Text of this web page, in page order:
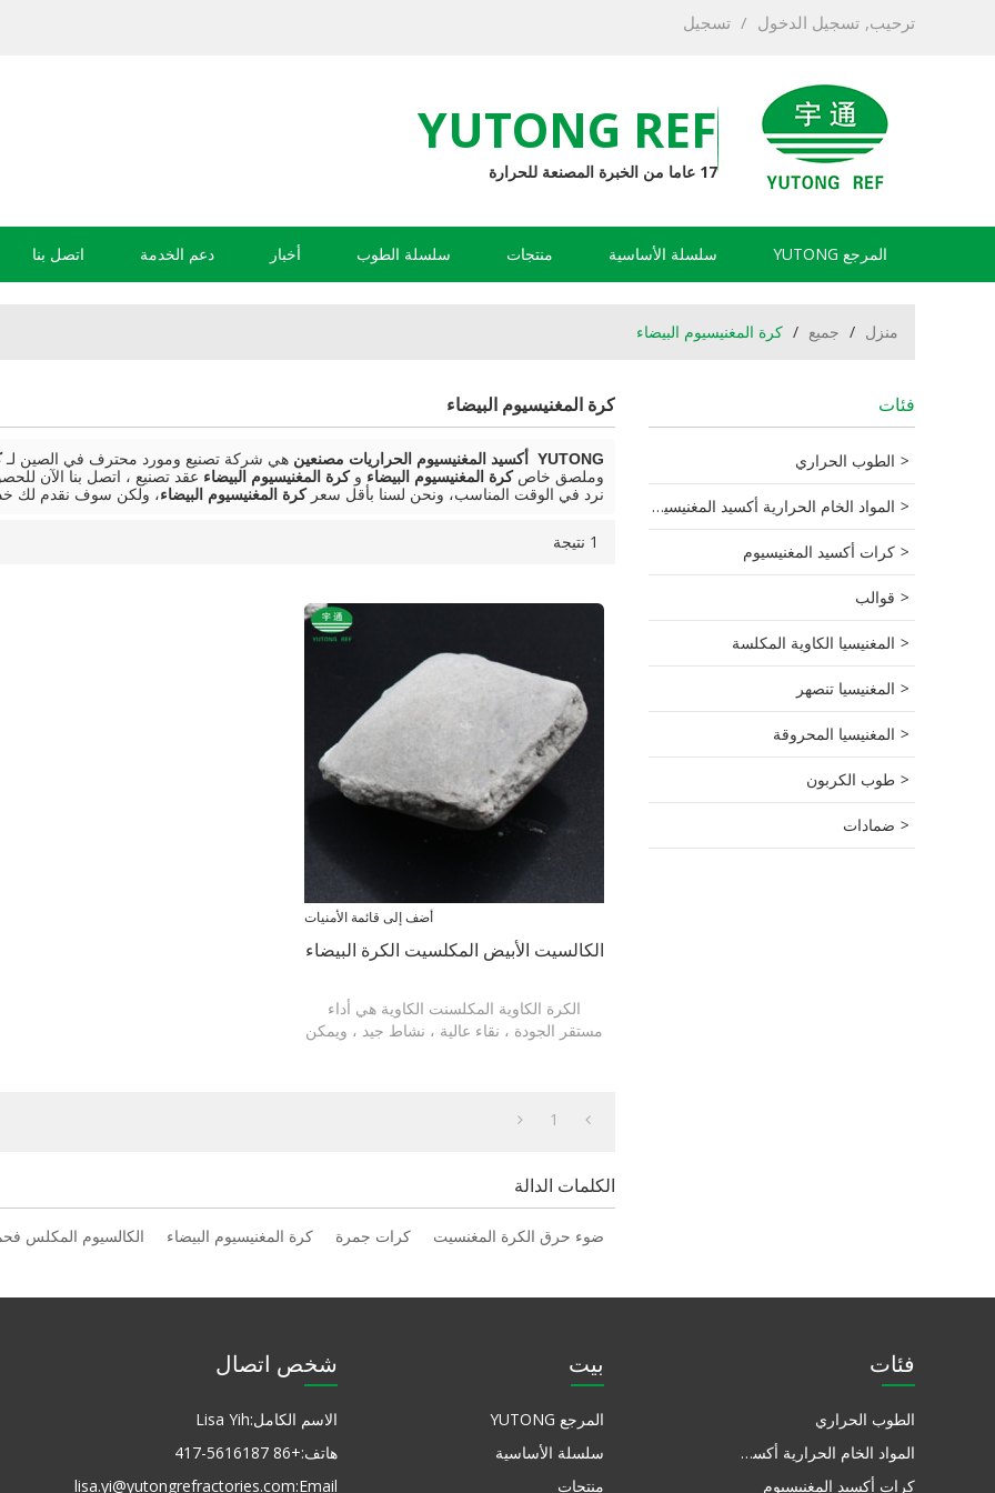
ترحيب, تسجيل الدخول / تسجيل
YUTONG REF
17 عاما من الخبرة المصنعة للحرارة
المرجع YUTONG سلسلة الأساسية منتجات سلسلة الطوب أخبار دعم الخدمة اتصل بنا
منزل / جميع / كرة المغنيسيوم البيضاء
فئات
الطوب الحراري
المواد الخام الحرارية أكسيد المغنيسيوم
كرات أكسيد المغنيسيوم
قوالب
المغنيسيا الكاوية المكلسة
المغنيسيا تنصهر
المغنيسيا المحروقة
طوب الكربون
ضمادات
كرة المغنيسيوم البيضاء
YUTONG أكسيد المغنيسيوم الحراريات مصنعين هي شركة تصنيع ومورد محترف في الصين لـ
وملصق خاصكرة المغنيسيوم البيضاء وكرة المغنيسيوم البيضاء عقد تصنيع ، اتصل بنا الآن
نرد في الوقت المناسب، ونحن لسنا بأقل سعركرة المغنيسيوم البيضاء، ولكن سوف نقدم لك
1 نتيجة
أضف إلى قائمة الأمنيات
الكالسيت الأبيض المكلسيت الكرة البيضاء
الكرة الكاوية المكلسنت الكاوية هي أداء
مستقر الجودة ، نقاء عالية ، نشاط جيد ، ويمكن
1
الكلمات الدالة
ضوء حرق الكرة المغنسيت كرات جمرة كرة المغنيسيوم البيضاء الكالسيوم المكلس
فئات
الطوب الحراري
المواد الخام الحرارية أكسيد المغنيسيوم
كرات أكسيد المغنيسيوم
بيت
المرجع YUTONG
سلسلة الأساسية
منتجات
شخص اتصال
الاسم الكامل:Lisa Yih
هاتف:+86 417-5616187
Email:
lisa.yi@yutongrefractories.com